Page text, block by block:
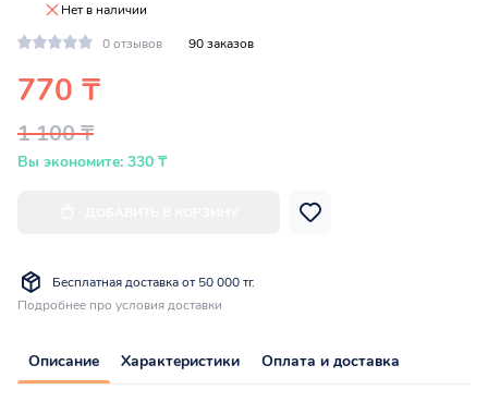
Нет в наличии
0 отзывов
90 заказов
770 ₸
1 100 ₸
Вы экономите: 330 ₸
Бесплатная доставка от 50 000 тг.
Подробнее про условия доставки
Описание Характеристики Оплата и доставка